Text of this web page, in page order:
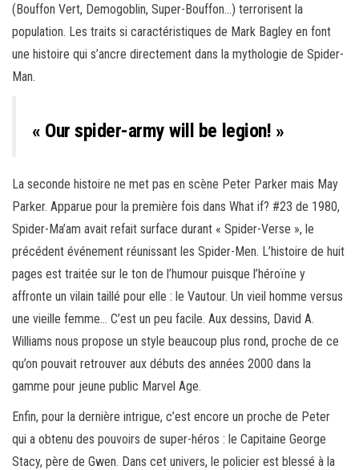
(Bouffon Vert, Demogoblin, Super-Bouffon…) terrorisent la
population. Les traits si caractéristiques de Mark Bagley en font
une histoire qui s’ancre directement dans la mythologie de Spider-
Man.
« Our spider-army will be legion! »
La seconde histoire ne met pas en scène Peter Parker mais May
Parker. Apparue pour la première fois dans What if? #23 de 1980,
Spider-Ma’am avait refait surface durant « Spider-Verse », le
précédent événement réunissant les Spider-Men. L’histoire de huit
pages est traitée sur le ton de l’humour puisque l’héroïne y
affronte un vilain taillé pour elle : le Vautour. Un vieil homme versus
une vieille femme… C’est un peu facile. Aux dessins, David A.
Williams nous propose un style beaucoup plus rond, proche de ce
qu’on pouvait retrouver aux débuts des années 2000 dans la
gamme pour jeune public Marvel Age.
Enfin, pour la dernière intrigue, c’est encore un proche de Peter
qui a obtenu des pouvoirs de super-héros : le Capitaine George
Stacy, père de Gwen. Dans cet univers, le policier est blessé à la